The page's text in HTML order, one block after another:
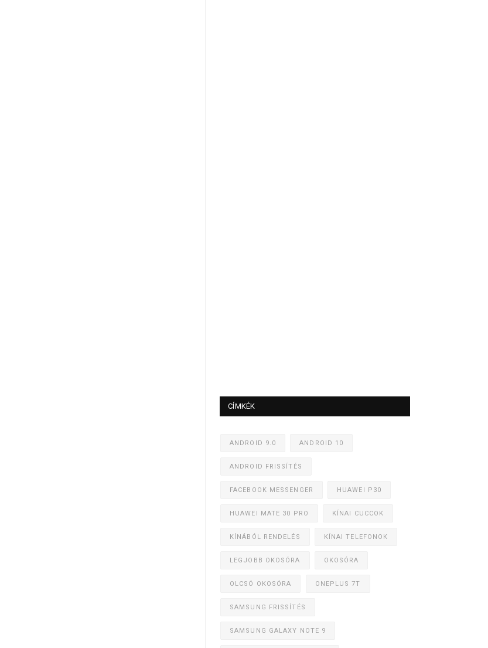
CÍMKÉK
ANDROID 9.0 ANDROID 10
ANDROID FRISSÍTÉS
FACEBOOK MESSENGER HUAWEI P30
HUAWEI MATE 30 PRO KÍNAI CUCCOK
KÍNÁBÓL RENDELÉS KÍNAI TELEFONOK
LEGJOBB OKOSÓRA OKOSÓRA
OLCSÓ OKOSÓRA ONEPLUS 7T
SAMSUNG FRISSÍTÉS
SAMSUNG GALAXY NOTE 9